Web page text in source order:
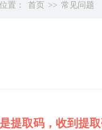
置： 首页 >> 常见问题
提取码，收到提